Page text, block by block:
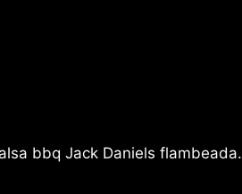
bbq Jack Daniels flambeada.